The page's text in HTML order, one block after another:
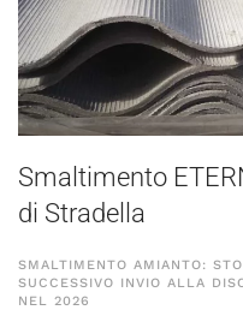
Smaltimento
di Stradella
SMALTIMENTO AMIANTO:
SUCCESSIVO INVIO ALLA
NEL 2026